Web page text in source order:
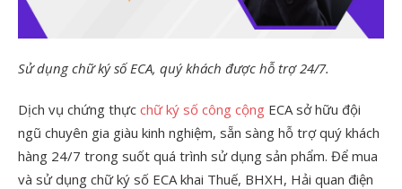
Sử dụng chữ ký số ECA, quý khách được hỗ trợ 24/7.
Dịch vụ chứng thực chữ ký số công cộng ECA sở hữu đội
ngũ chuyên gia giàu kinh nghiệm, sẵn sàng hỗ trợ quý khách
hàng 24/7 trong suốt quá trình sử dụng sản phẩm. Để mua
và sử dụng chữ ký số ECA khai Thuế, BHXH, Hải quan điện